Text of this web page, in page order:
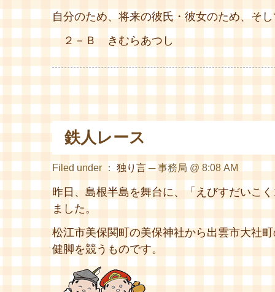
自分のため、将来の彼氏・彼女のため、そ
２－Ｂ きむらあつし
鉄人レース
Filed under ： 独り言 ─ 事務局 @ 8:08 AM
昨日、島根半島を舞台に、「えびすだいこ
ました。
松江市美保関町の美保神社から出雲市大社
健脚を競うものです。